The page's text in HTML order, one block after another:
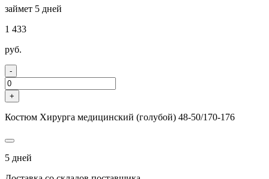
займет 5 дней
1 433
руб.
-
+
Костюм Хирурга медицинский (голубой) 48-50/170-176
5 дней